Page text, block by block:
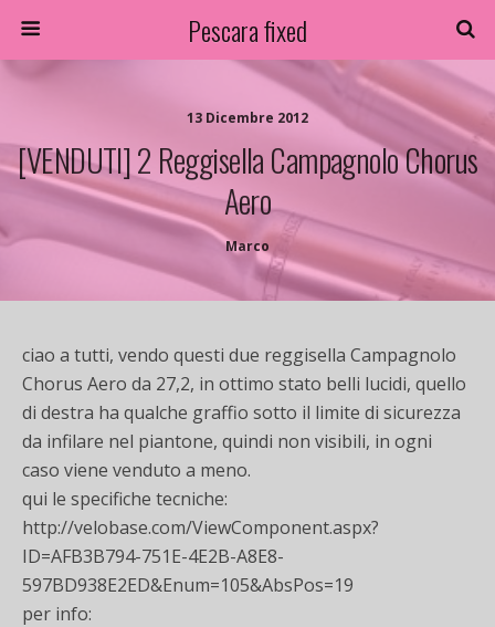
Pescara fixed
13 Dicembre 2012
[VENDUTI] 2 Reggisella Campagnolo Chorus
Aero
Marco
ciao a tutti, vendo questi due reggisella Campagnolo
Chorus Aero da 27,2, in ottimo stato belli lucidi, quello
di destra ha qualche graffio sotto il limite di sicurezza
da infilare nel piantone, quindi non visibili, in ogni
caso viene venduto a meno.
qui le specifiche tecniche:
http://velobase.com/ViewComponent.aspx?
ID=AFB3B794-751E-4E2B-A8E8-
597BD938E2ED&Enum=105&AbsPos=19
per info: